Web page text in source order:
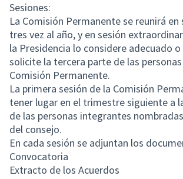
Sesiones:
La Comisión Permanente se reunirá
tres vez al año, y en sesión
la Presidencia lo considere adecuado
solicite la tercera parte de las
Comisión Permanente.
La primera sesión de la Comisión
tener lugar en el trimestre siguiente a
de las personas integrantes
del consejo.
En cada sesión se adjuntan los
Convocatoria
Extracto de los Acuerdos